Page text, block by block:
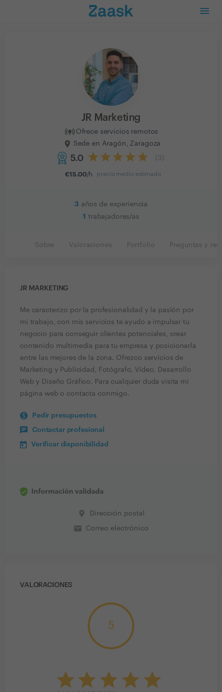
JR Marketing
Ofrece servicios remotos
Sede en Aragón, Zaragoza
5.0 3
€15.00/h precio medio estimado
3 años de experiencia
1 trabajadores/as
Sobre Valoraciones Portfolio Preguntas y
JR MARKETING
Me caracterizo por la profesionalidad y la pasión por
mi trabajo, con mis servicios te ayudo a impulsar tu
negocio para conseguir clientes potenciales, crear
contenido multimedia para tu empresa y posicionarla
entre las mejores de la zona. Ofrezco servicios de
Marketing y Publicidad, Fotógrafo, Vídeo, Desarrollo
Web y Diseño Gráfico. Para cualquier duda visita mi
página web o contacta conmigo.
Pedir presupuestos
Contactar profesional
Verificar disponibilidad
Información validada
place Dirección postal
email Correo electrónico
VALORACIONES
5